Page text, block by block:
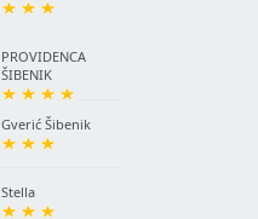
PROVIDENCA
ŠIBENIK
Gverić Šibenik
Stella